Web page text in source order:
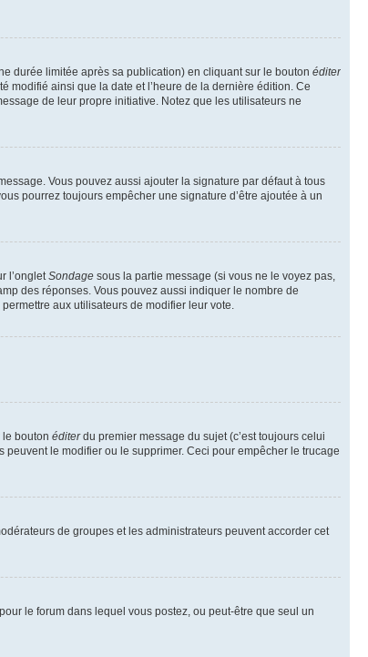
durée limitée après sa publication) en cliquant sur le bouton éditer
modifié ainsi que la date et l’heure de la dernière édition. Ce
de leur propre initiative. Notez que les utilisateurs ne
Vous pouvez aussi ajouter la signature par défaut à tous
pourrez toujours empêcher une signature d’être ajoutée à un
l’onglet Sondage sous la partie message (si vous ne le voyez pas,
des réponses. Vous pouvez aussi indiquer le nombre de
aux utilisateurs de modifier leur vote.
bouton éditerdu premier message du sujet (c’est toujours celui
le modifier ou le supprimer. Ceci pour empêcher le trucage
de groupes et les administrateurs peuvent accorder cet
le forum dans lequel vous postez, ou peut-être que seul un